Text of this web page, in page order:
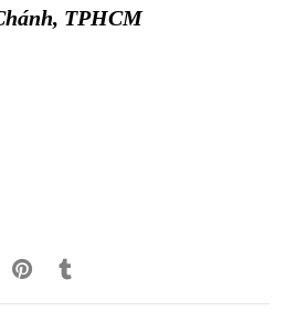
TPHCM